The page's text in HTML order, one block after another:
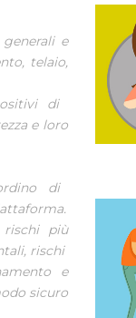
e
telaio,
di
e loro
di
rischi più
rischi
e
sicuro